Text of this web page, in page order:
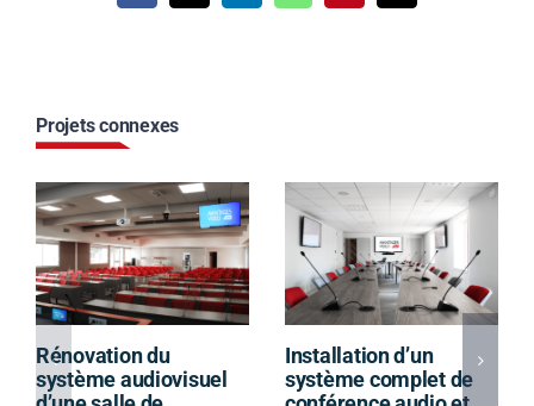
Projets connexes
Rénovation du
système audiovisuel
Installation d’un
système complet de
recontacterons